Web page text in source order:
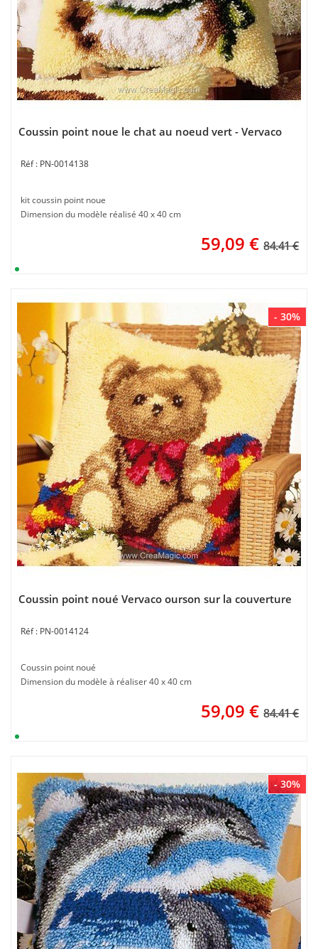
Coussin point noue le chat au noeud vert - Vervaco
PN-0014138
kit coussin point noue
Dimension du modèle réalisé 40 x 40 cm
59,09 € 84.41 €
- 30%
Coussin point noué Vervaco ourson sur la couverture
PN-0014124
Coussin point noué
Dimension du modèle à réaliser 40 x 40 cm
59,09 € 84.41 €
- 30%